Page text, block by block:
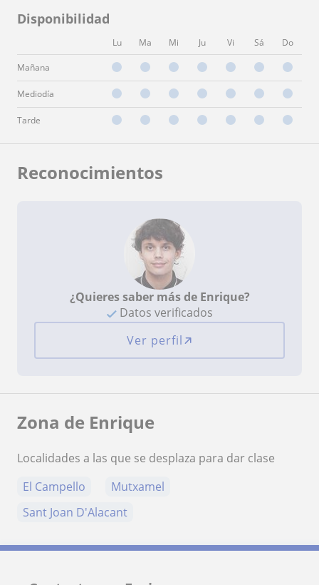
Disponibilidad
Lu Ma Mi Ju Vi Sá Do
Mañana
Mediodía
Tarde
Reconocimientos
¿Quieres saber más de Enrique?
Datos verificados
Ver perfil
Zona de Enrique
Localidades a las que se desplaza para dar clase
El Campello
Mutxamel
Sant Joan D'Alacant